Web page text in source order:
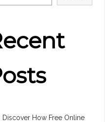
Discover How Free Online